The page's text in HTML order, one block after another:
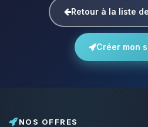
Retour à la liste
Créer mon
NOS OFFRES